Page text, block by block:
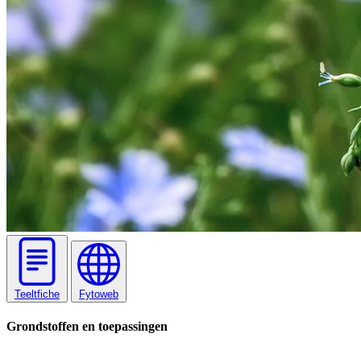
Teeltfiche Fytoweb
Grondstoffen en toepassingen